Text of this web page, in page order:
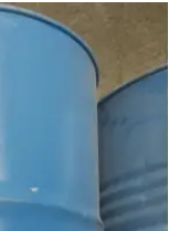
ty Hoá Chất 3T